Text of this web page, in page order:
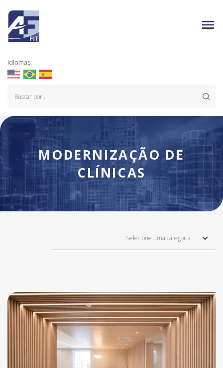
Idiomas:
MODERNIZAÇÃO DE
CLÍNICAS
Selecione uma categoria